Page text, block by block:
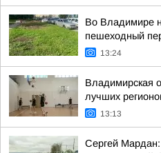
Во Владимире
пешеходный
13:24
Владимирская
лучших
13:13
Сергей